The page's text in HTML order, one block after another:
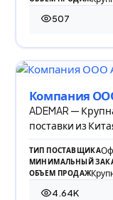
507
507 просмотров
Компания
ADEMAR —
поставки из
ТИП ПОСТАВЩИКА
МИНИМАЛЬНЫЙ
ОБЪЕМ ПРОДАЖ
4.64K